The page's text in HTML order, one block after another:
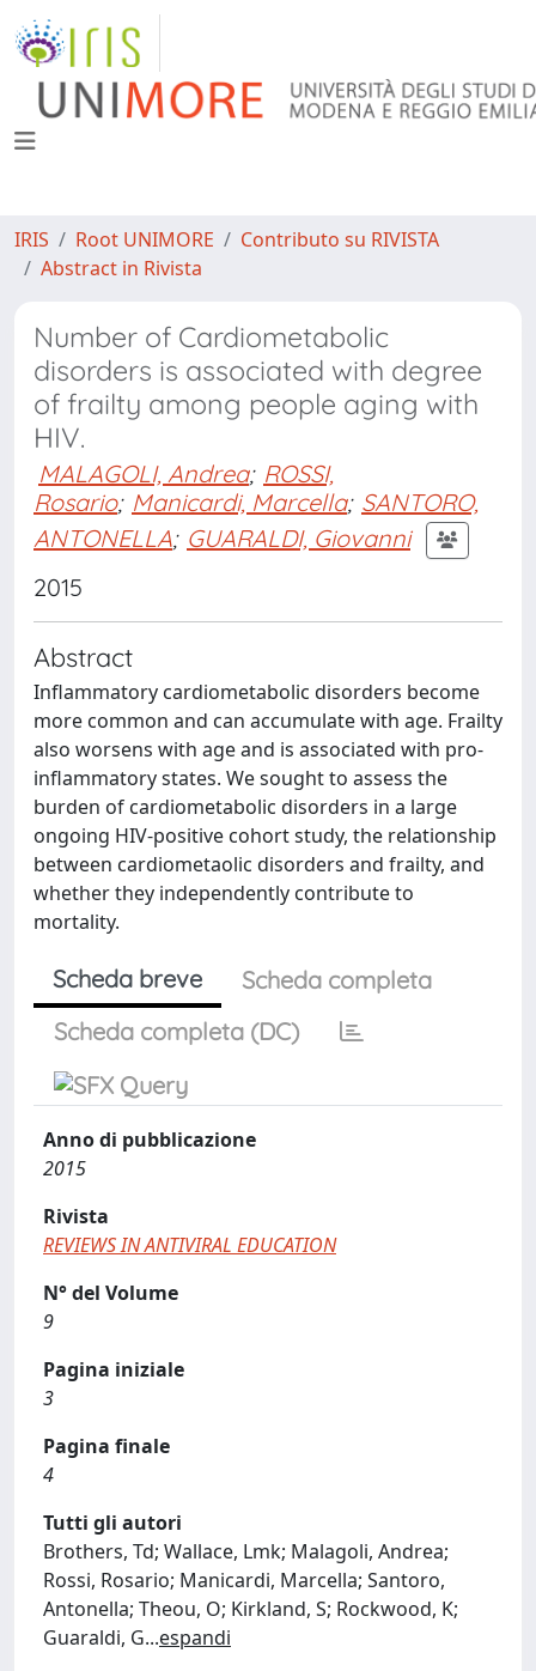
IRIS Root UNIMORE
Contributo su RIVISTA
Abstract in Rivista
Number of Cardiometabolic
disorders is associated with degree
of frailty among people aging with
HIV.
MALAGOLI, Andrea; ROSSI,
Rosario; Manicardi, Marcella; SANTORO,
ANTONELLA; GUARALDI, Giovanni
2015
Abstract
Inflammatory cardiometabolic disorders become
more common and can accumulate with age. Frailty
also worsens with age and is associated with pro-
inflammatory states. We sought to assess the
burden of cardiometabolic disorders in a large
ongoing HIV-positive cohort study, the relationship
between cardiometaolic disorders and frailty, and
whether they independently contribute to
mortality.
Scheda breve
Scheda completa
Scheda completa (DC)
Anno di pubblicazione
2015
Rivista
REVIEWS IN ANTIVIRAL EDUCATION
N° del Volume
9
Pagina iniziale
3
Pagina finale
4
Tutti gli autori
Brothers, Td; Wallace, Lmk; Malagoli, Andrea;
Rossi, Rosario; Manicardi, Marcella; Santoro,
Antonella; Theou, O; Kirkland, S; Rockwood, K;
Guaraldi, G...espandi